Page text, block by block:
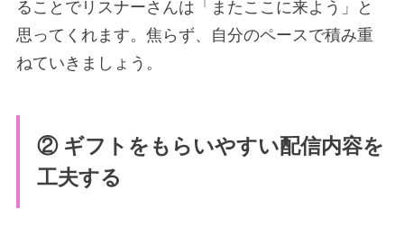
ることでリスナーさんは「またここに来よう」と
思ってくれます。焦らず、自分のペースで積み重
ねていきましょう。
② ギフトをもらいやすい配信内容を
工夫する